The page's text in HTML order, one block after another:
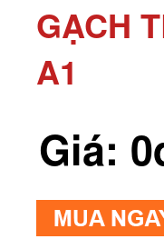
GẠCH
A1
Giá: